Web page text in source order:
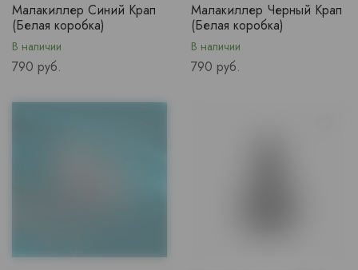
Малакиллер Синий Крап
(Белая коробка)
В наличии
Price
790 руб.
Малакиллер Черный Крап
(Белая коробка)
В наличии
Price
790 руб.